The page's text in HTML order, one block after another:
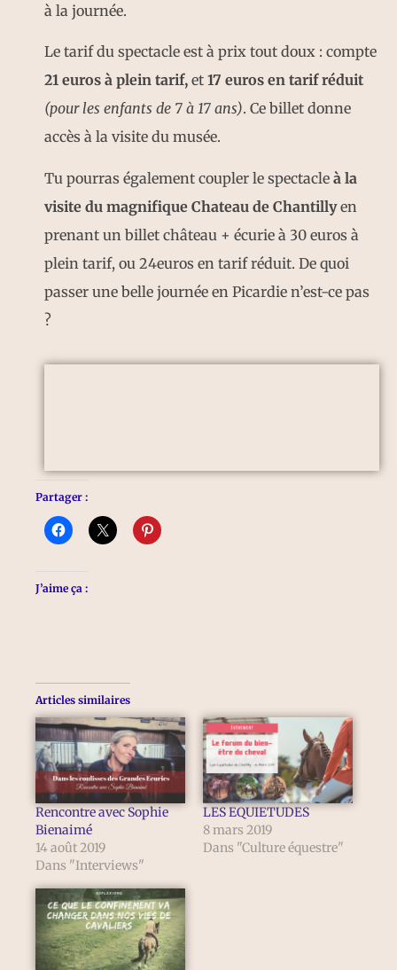
à la journée.
Le tarif du spectacle est à prix tout doux : compte
21 euros à plein tarif, et 17 euros en tarif réduit
(pour les enfants de 7 à 17 ans). Ce billet donne
accès à la visite du musée.
Tu pourras également coupler le spectacle à la
visite du magnifique Chateau de Chantillyen
prenant un billet château + écurie à 30 euros à
plein tarif, ou 24euros en tarif réduit. De quoi
passer une belle journée en Picardie n’est-ce pas
?
Partager :
J’aime ça :
Articles similaires
Rencontre avec Sophie
Bienaimé
14 août 2019
Dans "Interviews"
LES EQUIETUDES
8 mars 2019
Dans "Culture équestre"